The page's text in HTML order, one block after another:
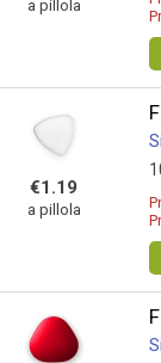
a pillola
€1.19
a pillola